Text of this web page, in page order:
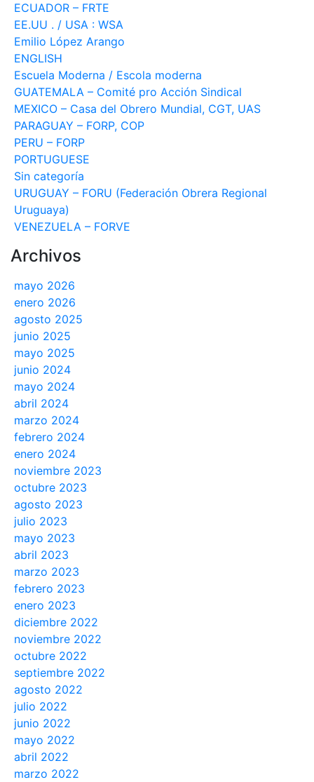
ECUADOR – FRTE
EE.UU . / USA : WSA
Emilio López Arango
ENGLISH
Escuela Moderna / Escola moderna
GUATEMALA – Comité pro Acción Sindical
MEXICO – Casa del Obrero Mundial, CGT, UAS
PARAGUAY – FORP, COP
PERU – FORP
PORTUGUESE
Sin categoría
URUGUAY – FORU (Federación Obrera Regional
Uruguaya)
VENEZUELA – FORVE
Archivos
mayo 2026
enero 2026
agosto 2025
junio 2025
mayo 2025
junio 2024
mayo 2024
abril 2024
marzo 2024
febrero 2024
enero 2024
noviembre 2023
octubre 2023
agosto 2023
julio 2023
mayo 2023
abril 2023
marzo 2023
febrero 2023
enero 2023
diciembre 2022
noviembre 2022
octubre 2022
septiembre 2022
agosto 2022
julio 2022
junio 2022
mayo 2022
abril 2022
marzo 2022